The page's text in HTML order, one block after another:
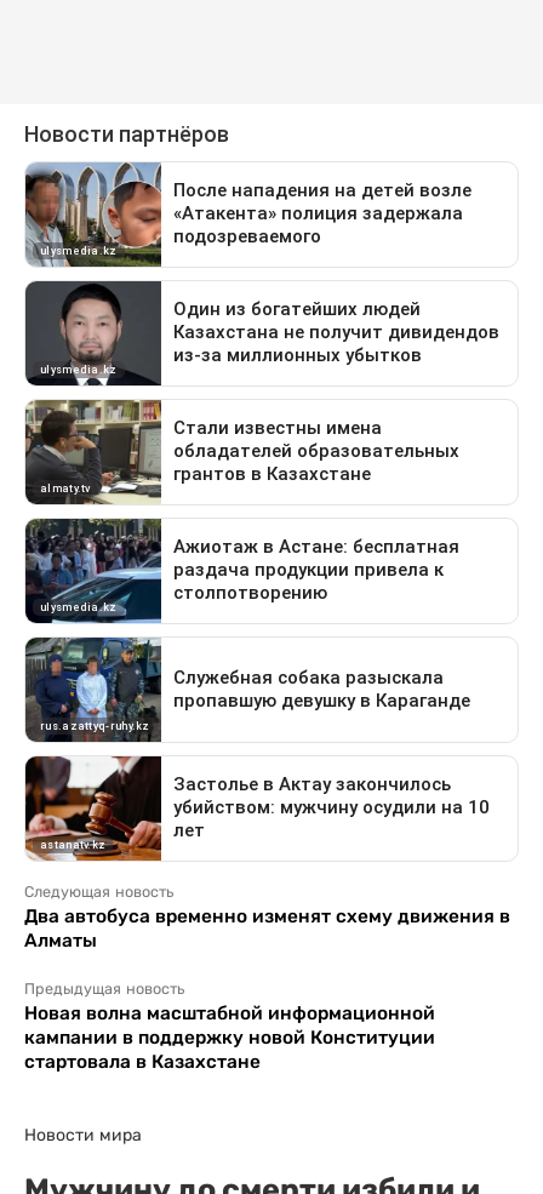
Следующая новость
Два автобуса временно изменят схему движения в
Алматы
Предыдущая новость
Новая волна масштабной информационной
кампании в поддержку новой Конституции
стартовала в Казахстане
Новости мира